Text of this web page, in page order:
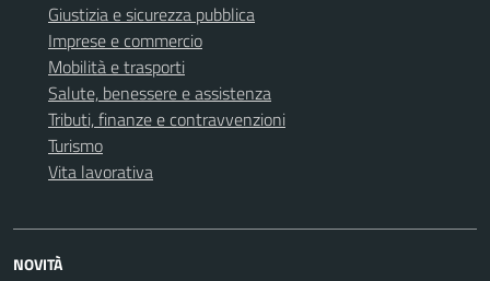
Giustizia e sicurezza pubblica
Imprese e commercio
Mobilità e trasporti
Salute, benessere e assistenza
Tributi, finanze e contravvenzioni
Turismo
Vita lavorativa
NOVITÀ